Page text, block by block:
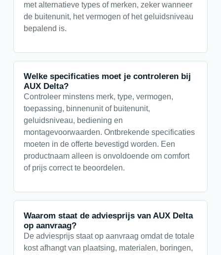
met alternatieve types of merken, zeker wanneer
de buitenunit, het vermogen of het geluidsniveau
bepalend is.
Welke specificaties moet je controleren bij
AUX Delta?
Controleer minstens merk, type, vermogen,
toepassing, binnenunit of buitenunit,
geluidsniveau, bediening en
montagevoorwaarden. Ontbrekende specificaties
moeten in de offerte bevestigd worden. Een
productnaam alleen is onvoldoende om comfort
of prijs correct te beoordelen.
Waarom staat de adviesprijs van AUX Delta
op aanvraag?
De adviesprijs staat op aanvraag omdat de totale
kost afhangt van plaatsing, materialen, boringen,